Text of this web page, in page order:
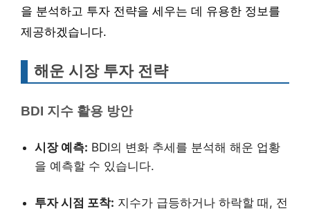
을 분석하고 투자 전략을 세우는 데 유용한 정보를
제공하겠습니다.
해운 시장 투자 전략
BDI 지수 활용 방안
시장 예측: BDI의 변화 추세를 분석해 해운 업황
을 예측할 수 있습니다.
투자 시점 포착: 지수가 급등하거나 하락할 때, 전